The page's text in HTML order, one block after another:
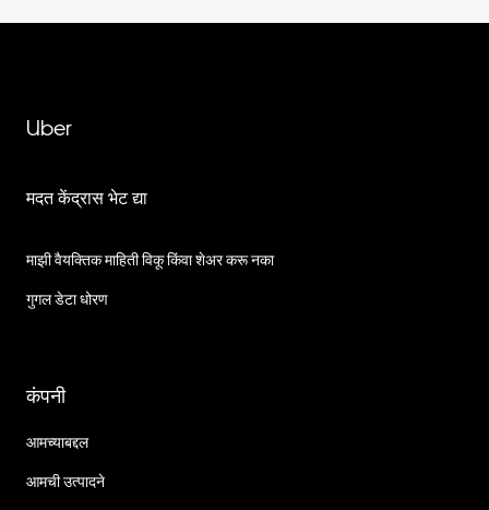
Uber
मदत केंद्रास भेट द्या
माझी वैयक्तिक माहिती विकू किंवा शेअर करू नका
गुगल डेटा धोरण
कंपनी
आमच्याबद्दल
आमची उत्पादने